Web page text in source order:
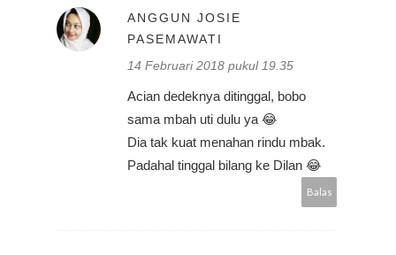
ANGGUN JOSIE
PASEMAWATI
14 Februari 2018 pukul 19.35
Acian dedeknya ditinggal, bobo
sama mbah uti dulu ya 😂
Dia tak kuat menahan rindu mbak.
Padahal tinggal bilang ke Dilan 😂
Balas